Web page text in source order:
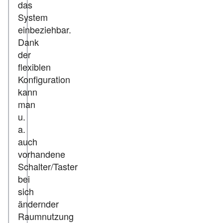
das
System
einbeziehbar.
Dank
der
flexiblen
Konfiguration
kann
man
u.
a.
auch
vorhandene
Schalter/Taster
bei
sich
ändernder
Raumnutzung